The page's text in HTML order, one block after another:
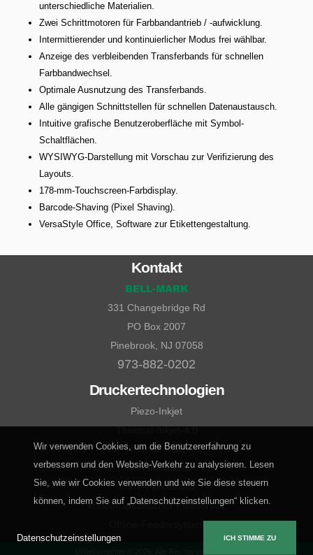
Wir verwenden Cookies, um die Benutzererfahrung zu
verbessern und den Website-Verkehr zu analysieren. Lesen
Sie, wie wir Cookies verwenden und wie Sie diese steuern
können, indem Sie auf „Datenschutzeinstellungen“ klicken.
Datenschutzeinstellungen ICH STIMME ZU
unterschiedliche Materialien.
Zwei Schrittmotoren für Farbbandantrieb / -aufwicklung.
Intermittierender und kontinuierlicher Modus frei wählbar.
Anzeige des verbleibenden Transferbands für schnellen
Farbbandwechsel.
Optimale Ausnutzung des Transferbands.
Alle gängigen Schnittstellen für schnellen Datenaustausch.
Intuitive grafische Benutzeroberfläche mit Symbol-
Schaltflächen.
WYSIWYG-Darstellung mit Vorschau zur Verifizierung des
Layouts.
178-mm-Touchscreen-Farbdisplay.
Barcode-Shaving (Pixel Shaving).
VersaStyle Office, Software zur Etikettengestaltung.
Kontakt
BELL-MARK
331 Changebridge Rd
PO Box 2007
Pinebrook, NJ 07058
973-882-0202
Druckertechnologien
Piezo-Inkjet
Thermal-Inkjet-4.0
Thermal-Inkjet
Thermaltransfer
Inline-Flexodruck
kundenspezifischer Flexodruck
Offline-Feedersystem
Urheberrechte © 2026. Alle Rechte vorbehalten.